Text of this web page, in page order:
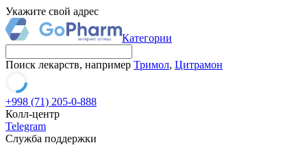
Укажите свой адрес
Категории
Поиск лекарств, например Тримол, Цитрамон
+998 (71) 205-0-888
Колл-центр
Telegram
Служба поддержки